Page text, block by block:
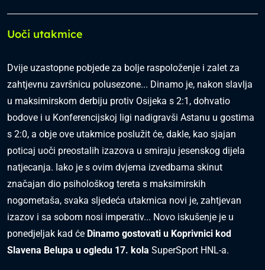
Uoči utakmice
Dvije uzastopne pobjede za bolje raspoloženje i zalet za
zahtjevnu završnicu polusezone... Dinamo je, nakon slavlja
u maksimirskom derbiju protiv Osijeka s 2:1, dohvatio
bodove i u Konferencijskoj ligi nadigravši Astanu u gostima
s 2:0, a obje ove utakmice poslužit će, dakle, kao sjajan
poticaj uoči preostalih izazova u smiraju jesenskog dijela
natjecanja. Iako je s ovim dvjema izvedbama skinut
značajan dio psihološkog tereta s maksimirskih
nogometaša, svaka sljedeća utakmica novi je, zahtjevan
izazov i sa sobom nosi imperativ... Novo iskušenje je u
ponedjeljak kad će Dinamo gostovati u Koprivnici kod
Slavena Belupa u ogledu 17. kola SuperSport HNL-a.